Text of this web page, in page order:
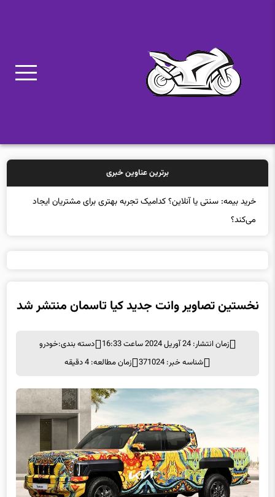
برترین عناوین خبری
خرید بیمه: سنتی یا آنلاین؟ کدامیک تجربه بهتری برای مشتریان ایجاد
می‌کند؟
نخستین تصاویر وانت جدید کیا تاسمان منتشر شد
زمان انتشار: 24 آوریل 2024 ساعت 16:33 دسته بندی:خودرو
شناسه خبر: 371024
زمان مطالعه: 4 دقیقه